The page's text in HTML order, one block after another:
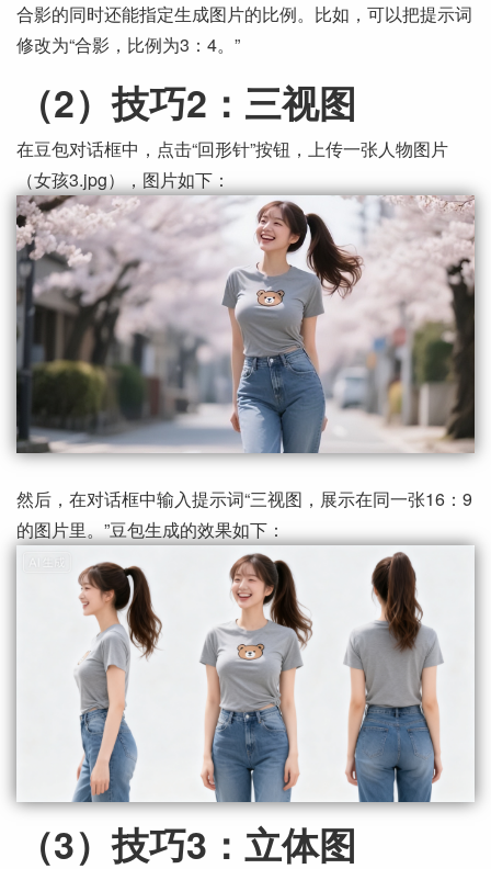
合影的同时还能指定生成图片的比例。比如，可以把提示词
修改为“合影，比例为3：4。”
（2）技巧2：三视图
在豆包对话框中，点击“回形针”按钮，上传一张人物图片
（女孩3.jpg），图片如下：
然后，在对话框中输入提示词“三视图，展示在同一张16：9
的图片里。”豆包生成的效果如下：
（3）技巧3：立体图